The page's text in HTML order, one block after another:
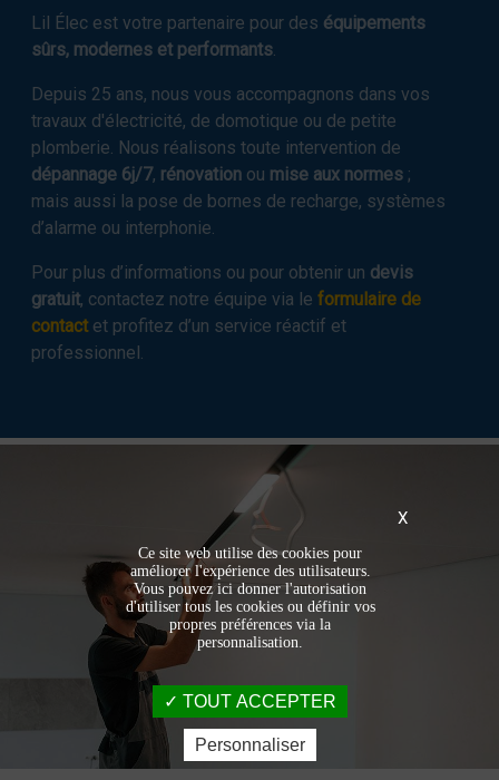
Lil Élec est votre partenaire pour des équipements
sûrs, modernes et performants
Depuis 25 ans, nous vous accompagnons dans vos
travaux d'électricité, de domotique ou de petite
plomberie. Nous réalisons toute intervention de
dépannage 6j/7, rénovation ou mise aux normes ;
mais aussi la pose de bornes de recharge, systèmes
d’alarme ou interphonie.
Pour plus d’informations ou pour obtenir un devis
gratuit, contactez notre équipe via le formulaire de
contactet profitez d’un service réactif et
professionnel.
X
Ce site web utilise des cookies pour
améliorer l'expérience des utilisateurs.
Vous pouvez ici donner l'autorisation
d'utiliser tous les cookies ou définir vos
propres préférences via la
personnalisation.
TOUT ACCEPTER
Personnaliser